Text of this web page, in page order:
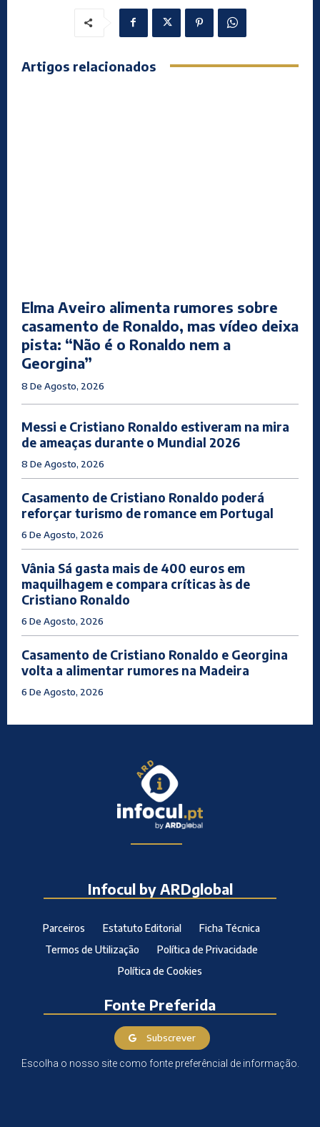
Artigos relacionados
Elma Aveiro alimenta rumores sobre
casamento de Ronaldo, mas vídeo deixa
pista: “Não é o Ronaldo nem a
Georgina”
8 De Agosto, 2026
Messi e Cristiano Ronaldo estiveram na mira
de ameaças durante o Mundial 2026
8 De Agosto, 2026
Casamento de Cristiano Ronaldo poderá
reforçar turismo de romance em Portugal
6 De Agosto, 2026
Vânia Sá gasta mais de 400 euros em
maquilhagem e compara críticas às de
Cristiano Ronaldo
6 De Agosto, 2026
Casamento de Cristiano Ronaldo e Georgina
volta a alimentar rumores na Madeira
6 De Agosto, 2026
Infocul by ARDglobal
Parceiros Estatuto Editorial
Ficha Técnica
Termos de Utilização
Política de Privacidade
Política de Cookies
Fonte Preferida
Subscrever
Escolha o nosso site como fonte preferêncial de informação.